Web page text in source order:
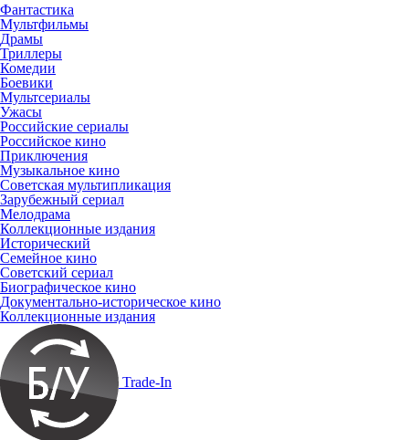
Фантастика
Мультфильмы
Драмы
Триллеры
Комедии
Боевики
Мультсериалы
Ужасы
Российские сериалы
Российское кино
Приключения
Музыкальное кино
Советская мультипликация
Зарубежный сериал
Мелодрама
Коллекционные издания
Исторический
Семейное кино
Советский сериал
Биографическое кино
Документально-историческое кино
Коллекционные издания
Trade-In